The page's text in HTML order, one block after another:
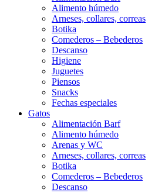
Alimento húmedo
Arneses, collares, correas
Botika
Comederos – Bebederos
Descanso
Higiene
Juguetes
Piensos
Snacks
Fechas especiales
Gatos
Alimentación Barf
Alimento húmedo
Arenas y WC
Arneses, collares, correas
Botika
Comederos – Bebederos
Descanso